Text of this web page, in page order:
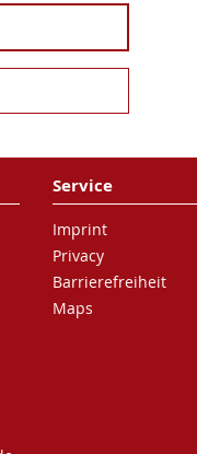
Service
Imprint
Privacy
Barrierefreiheit
Maps